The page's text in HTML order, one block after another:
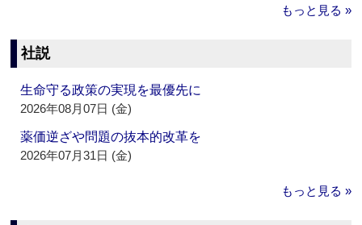
もっと見る »
社説
生命守る政策の実現を最優先に
2026年08月07日 (金)
薬価逆ざや問題の抜本的改革を
2026年07月31日 (金)
もっと見る »